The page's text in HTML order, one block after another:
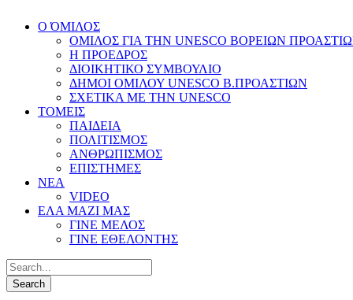
Ο ΌΜΙΛΟΣ
ΟΜΙΛΟΣ ΓΙΑ ΤΗΝ UNESCO ΒΟΡΕΙΩΝ
Η ΠΡΟΕΔΡΟΣ
ΔΙΟΙΚΗΤΙΚΟ ΣΥΜΒΟΥΛΙΟ
ΔΗΜΟΙ ΟΜΙΛΟΥ UNESCO Β.ΠΡΟΑΣΤΙΩΝ
ΣΧΕΤΙΚΑ ΜΕ ΤΗΝ UNESCO
ΤΟΜΕΙΣ
ΠΑΙΔΕΙΑ
ΠΟΛΙΤΙΣΜΟΣ
ΑΝΘΡΩΠΙΣΜΟΣ
ΕΠΙΣΤΗΜΕΣ
ΝΕΑ
VIDEO
ΕΛΑ ΜΑΖΙ ΜΑΣ
ΓΙΝΕ ΜΕΛΟΣ
ΓΙΝΕ ΕΘΕΛΟΝΤΗΣ